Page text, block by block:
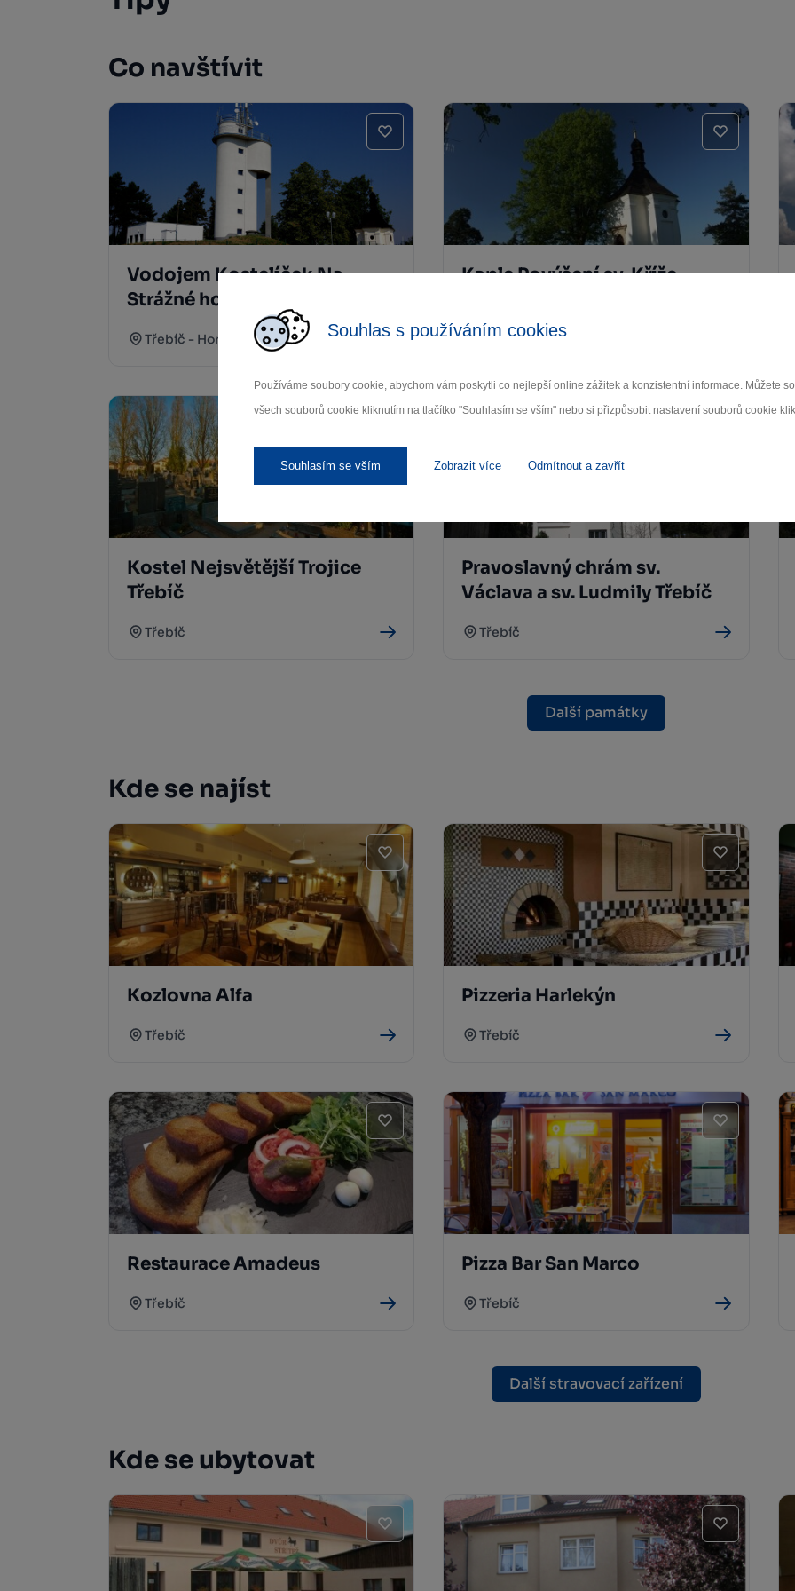
Souhlas s používáním cookies
Používáme soubory cookie, abychom vám poskytli co nejlepší online zážitek a konzistentní informace. Můžete
všech souborů cookie kliknutím na tlačítko "Souhlasím se vším" nebo si přizpůsobit nastavení souborů cookie
Souhlasím se vším Zobrazit více Odmítnout a zavřít
Co navštívit
Vodojem Kostelíček Na
Strážné hoře Třebíč
Třebíč - Horka-Domky
Kaple Povýšení sv. Kříže –
Třebíč
Kostel Nejsvětější Trojice
Třebíč
Třebíč
Pravoslavný chrám sv.
Václava a sv. Ludmily Třebíč
Třebíč
Další památky
Kde se najíst
Kozlovna Alfa
Třebíč
Pizzeria Harlekýn
Třebíč
Restaurace Amadeus
Třebíč
Pizza Bar San Marco
Třebíč
Další stravovací zařízení
Kde se ubytovat